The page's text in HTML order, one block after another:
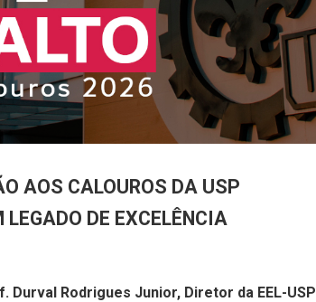
AOS CALOUROS DA USP
DE EXCELÊNCIA
Rodrigues Junior, Diretor da EEL-USP